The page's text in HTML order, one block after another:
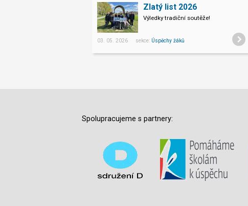
Zlatý list 2026
Výledky tradiční soutěže!
03. 05. 2026 sekce: Úspěchy žáků
Spolupracujeme s partnery: